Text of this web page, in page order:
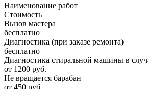
Наименование работ
Стоимость
Вызов мастера
бесплатно
Диагностика (при заказе ремонта)
бесплатно
Диагностика стиральной машины в
от 1200 руб.
Не вращается барабан
от 450 руб.